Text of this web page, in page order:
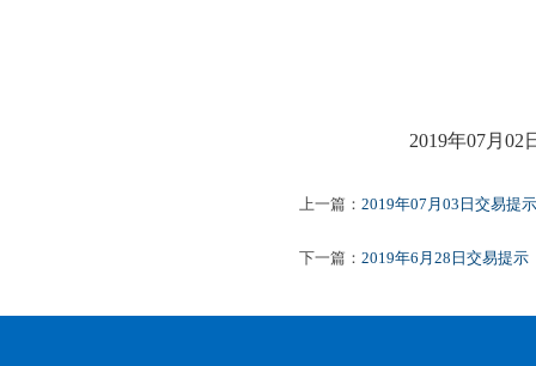
2019年07月 02
上一篇： 2019年07月03日交易提示
下一篇： 2019年6月28日交易提示